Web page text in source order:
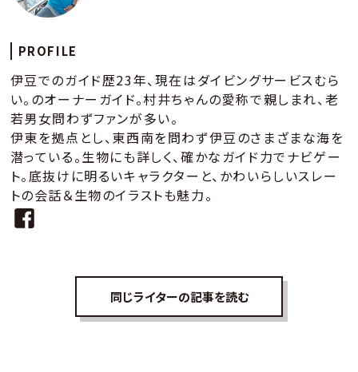
PROFILE
伊豆でのガイド歴23年、現在はダイビングサービスむら
い。のオーナーガイド。村井ちゃんの愛称で親しまれ、老
若男女問わずファンが多い。
伊東を拠点とし、東西南を問わず伊豆のさまざまな海を
潜っている。生物にも詳しく、確かなガイド力でナビゲー
ト。底抜けに明るいキャラクターと、かわいらしいスレー
トの会話＆生物のイラストも魅力。
同じライターの記事を読む